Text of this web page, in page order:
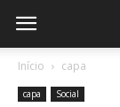
Início capa
capa Social